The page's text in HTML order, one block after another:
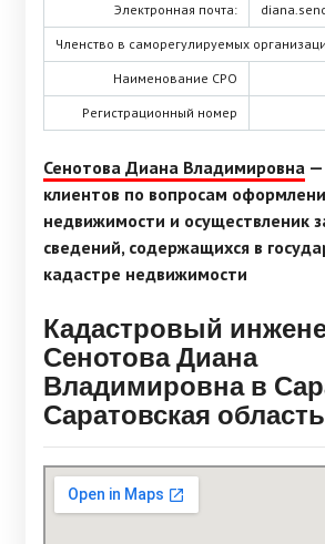
Электронная почта:
Членство в саморегулируемых
Наименование СРО
Регистрационный номер
Сенотова Диана Владимировна —
клиентов по вопросам
недвижимости и осуществленик
сведений, содержащихся в
кадастре недвижимости
Кадастровый
Сенотова Диана
Владимировна в
Саратовская область